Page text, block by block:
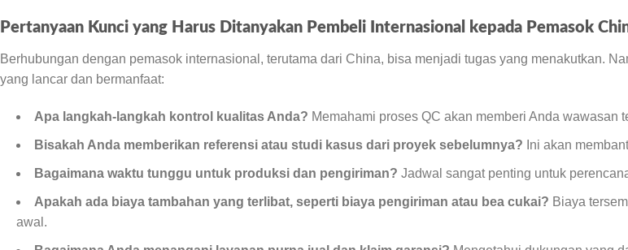
Pertanyaan Kunci yang Harus Ditanyakan Pembeli Internasional kepada Pemasok
Berhubungan dengan pemasok internasional, terutama dari China, bisa menjadi tugas yang menakutkan.
yang lancar dan bermanfaat:
Apa langkah-langkah kontrol kualitas Anda? Memahami proses QC akan memberi Anda wawasan
Bisakah Anda memberikan referensi atau studi kasus dari proyek sebelumnya? Ini akan
Bagaimana waktu tunggu untuk produksi dan pengiriman? Jadwal sangat penting untuk
Apakah ada biaya tambahan yang terlibat, seperti biaya pengiriman atau bea cukai? Biaya
awal.